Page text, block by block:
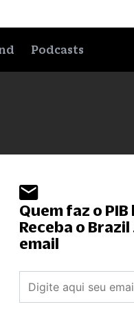
Podcasts
Quem faz o PIB
Receba o
email